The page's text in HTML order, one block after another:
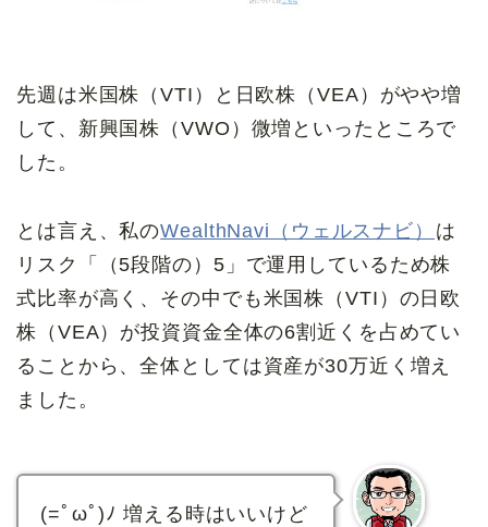
先週は米国株（VTI）と日欧株（VEA）がやや増
して、新興国株（VWO）微増といったところで
した。
とは言え、私のWealthNavi（ウェルスナビ） は
リスク「（5段階の）5」で運用しているため株
式比率が高く、その中でも米国株（VTI）の日欧
株（VEA）が投資資金全体の6割近くを占めてい
ることから、全体としては資産が30万近く増え
ました。
(=ﾟωﾟ)ﾉ 増える時はいいけど